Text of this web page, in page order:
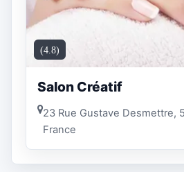
(4.8)
Salon Créatif
23 Rue Gustave Desmettre,
France